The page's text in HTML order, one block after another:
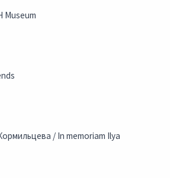
Museum
/ In memoriam Ilya